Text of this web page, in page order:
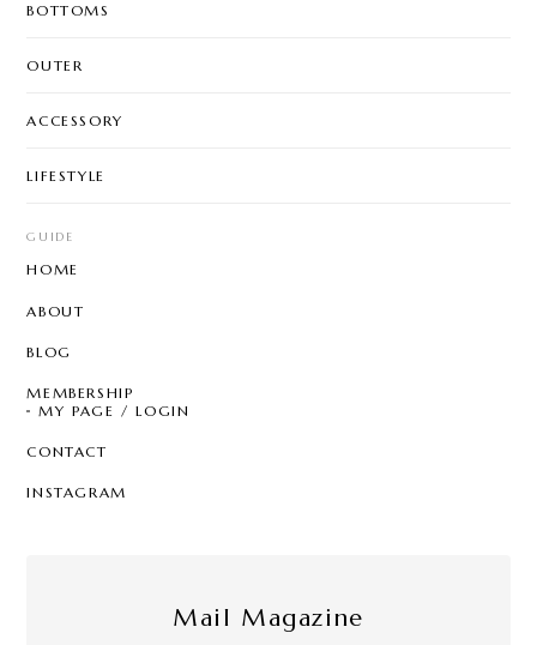
BOTTOMS
OUTER
ACCESSORY
LIFESTYLE
GUIDE
HOME
ABOUT
BLOG
MEMBERSHIP
MY PAGE / LOGIN
CONTACT
INSTAGRAM
Mail Magazine